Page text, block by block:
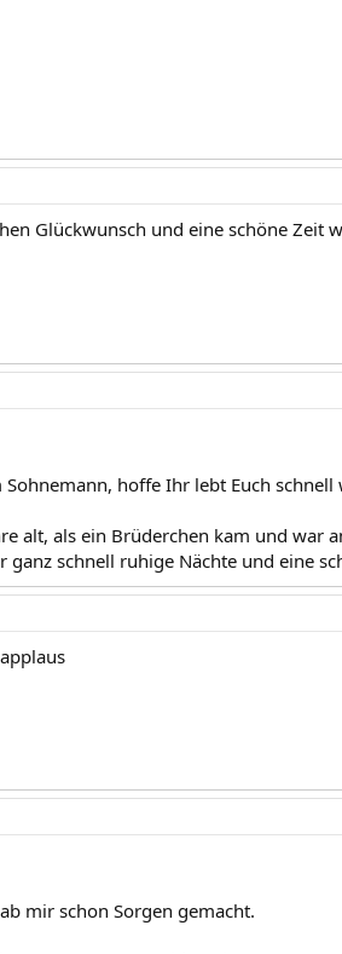
Glückwunsch und eine schöne Zeit
hoffe Ihr lebt Euch schnell
alt, als ein Brüderchen kam und war
ganz schnell ruhige Nächte und eine
mir schon Sorgen gemacht.